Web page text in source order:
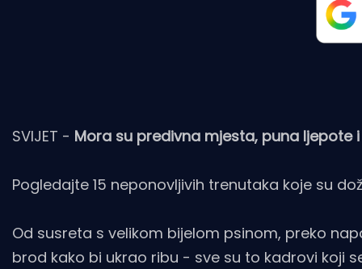
SVIJET - Mora su predivna mjesta, puna
Pogledajte 15 neponovljivih trenutaka koje su
Od susreta s velikom bijelom psinom, preko
brod kako bi ukrao ribu - sve su to kadrovi koji